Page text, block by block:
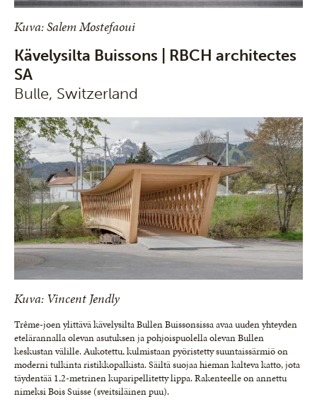
Kuva: Salem Mostefaoui
Kävelysilta Buissons | RBCH architectes
SA
Bulle, Switzerland
Kuva: Vincent Jendly
Trême-joen ylittävä kävelysilta Bullen Buissonsissa avaa uuden yhteyden
etelärannalla olevan asutuksen ja pohjoispuolella olevan Bullen
keskustan välille. Aukotettu, kulmistaan pyöristetty suuntaissärmiö on
moderni tulkinta ristikkopalkista. Säiltä suojaa hieman kalteva katto, jota
täydentää 1,2-metrinen kuparipellitetty lippa. Rakenteelle on annettu
nimeksi Bois Suisse (sveitsiläinen puu).